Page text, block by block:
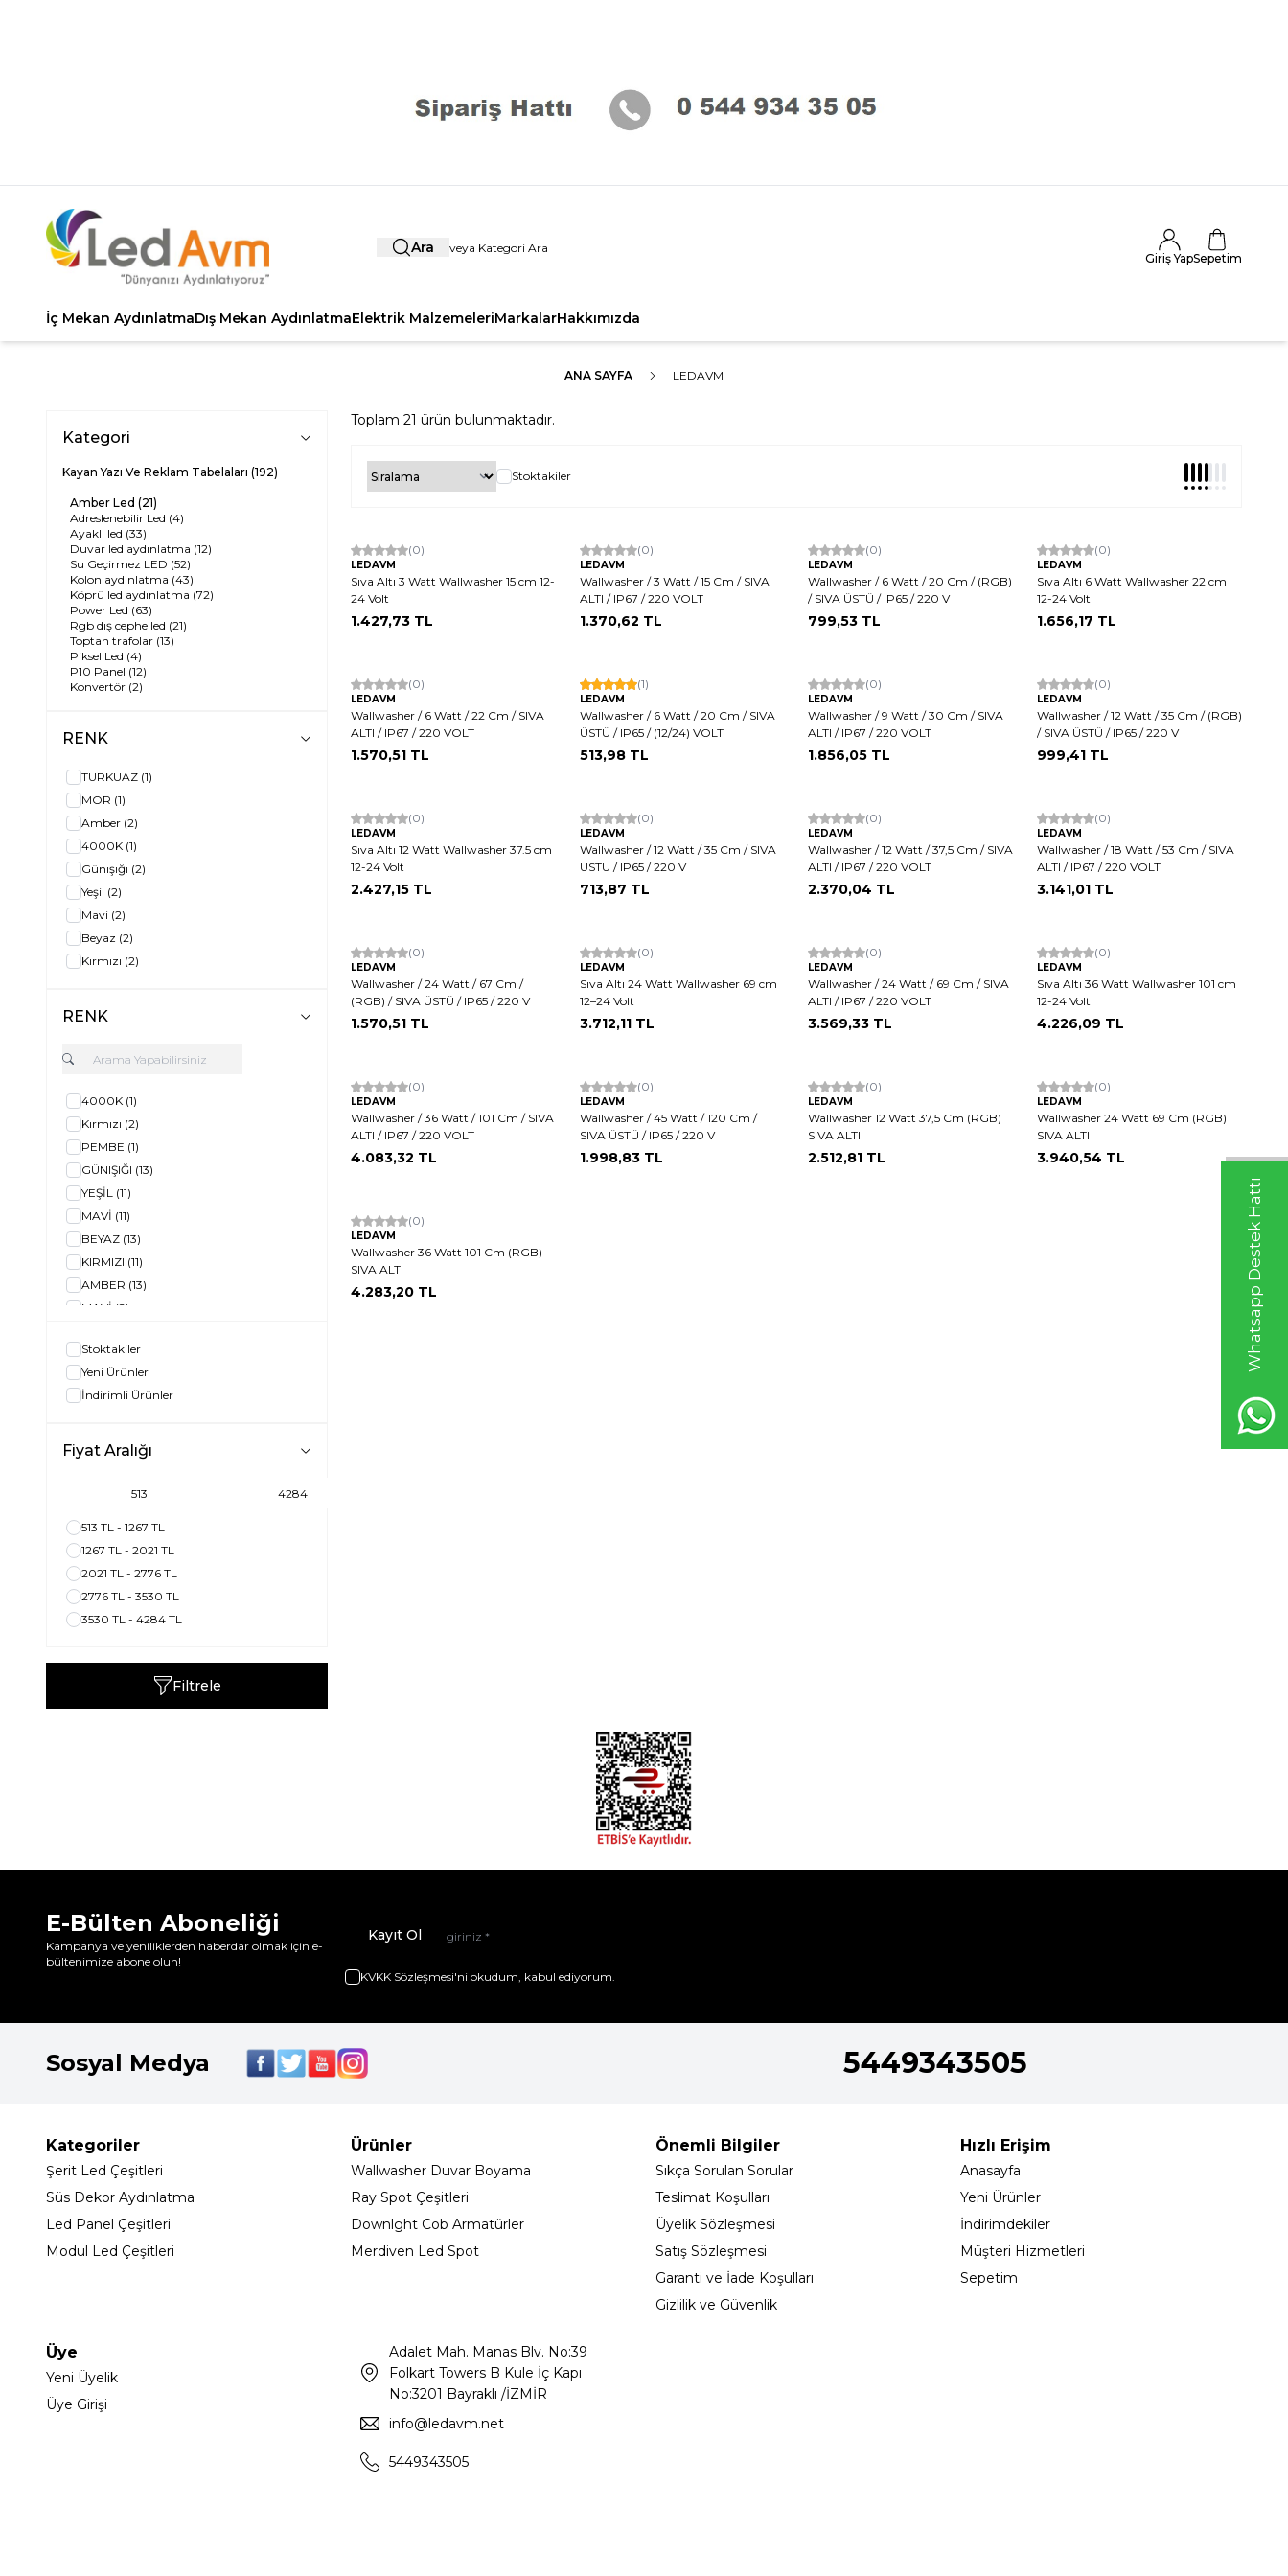
Whatsapp Destek Hattı
Ara
Giriş YapSepetim
İç Mekan AydınlatmaDış Mekan AydınlatmaElektrik MalzemeleriMarkalarHakkımızda
ANA SAYFA LEDAVM
Kategori
Kayan Yazı Ve Reklam Tabelaları (192)
Amber Led (21)
Adreslenebilir Led (4)
Ayaklı led (33)
Duvar led aydınlatma (12)
Su Geçirmez LED (52)
Kolon aydınlatma (43)
Köprü led aydınlatma (72)
Power Led (63)
Rgb dış cephe led (21)
Toptan trafolar (13)
Piksel Led (4)
P10 Panel (12)
Konvertör (2)
RENK
TURKUAZ (1)
MOR (1)
Amber (2)
4000K (1)
Günışığı (2)
Yeşil (2)
Mavi (2)
Beyaz (2)
Kırmızı (2)
RENK
4000K (1)
Kırmızı (2)
PEMBE (1)
GÜNIŞIĞI (13)
YEŞİL (11)
MAVİ (11)
BEYAZ (13)
KIRMIZI (11)
AMBER (13)
MAVİ (2)
TURKUAZ(1)
Stoktakiler
Yeni Ürünler
İndirimli Ürünler
Fiyat Aralığı
513 TL - 1267 TL
1267 TL - 2021 TL
2021 TL - 2776 TL
2776 TL - 3530 TL
3530 TL - 4284 TL
Filtrele
Toplam 21 ürün bulunmaktadır.
Stoktakiler
(0)
LEDAVM
Sıva Altı 3 Watt Wallwasher 15 cm 12-
24 Volt
1.427,73 TL
(0)
LEDAVM
Wallwasher / 3 Watt / 15 Cm / SIVA
ALTI / IP67 / 220 VOLT
1.370,62 TL
Hızlı Kargo
(0)
LEDAVM
Wallwasher / 6 Watt / 20 Cm / (RGB)
/ SIVA ÜSTÜ / IP65 / 220 V
799,53 TL
(0)
LEDAVM
Sıva Altı 6 Watt Wallwasher 22 cm
12-24 Volt
1.656,17 TL
(0)
LEDAVM
Wallwasher / 6 Watt / 22 Cm / SIVA
ALTI / IP67 / 220 VOLT
1.570,51 TL
Hızlı Kargo
(1)
LEDAVM
Wallwasher / 6 Watt / 20 Cm / SIVA
ÜSTÜ / IP65 / (12/24) VOLT
513,98TL
(0)
LEDAVM
Wallwasher / 9 Watt / 30 Cm / SIVA
ALTI / IP67 / 220 VOLT
1.856,05 TL
Hızlı Kargo
(0)
LEDAVM
Wallwasher / 12 Watt / 35 Cm / (RGB)
/ SIVA ÜSTÜ / IP65 / 220 V
999,41TL
(0)
LEDAVM
Sıva Altı 12 Watt Wallwasher 37.5 cm
12-24 Volt
2.427,15 TL
(0)
LEDAVM
Wallwasher / 12 Watt / 35 Cm / SIVA
ÜSTÜ / IP65 / 220 V
713,87 TL
(0)
LEDAVM
Wallwasher / 12 Watt / 37,5 Cm / SIVA
ALTI / IP67 / 220 VOLT
2.370,04 TL
(0)
LEDAVM
Wallwasher / 18 Watt / 53 Cm / SIVA
ALTI / IP67 / 220 VOLT
3.141,01TL
Hızlı Kargo
(0)
LEDAVM
Wallwasher / 24 Watt / 67 Cm /
(RGB) / SIVA ÜSTÜ / IP65 / 220 V
1.570,51 TL
(0)
LEDAVM
Sıva Altı 24 Watt Wallwasher 69 cm
12–24 Volt
3.712,11TL
(0)
LEDAVM
Wallwasher / 24 Watt / 69 Cm / SIVA
ALTI / IP67 / 220 VOLT
3.569,33 TL
(0)
LEDAVM
Sıva Altı 36 Watt Wallwasher 101 cm
12-24 Volt
4.226,09 TL
(0)
LEDAVM
Wallwasher / 36 Watt / 101 Cm / SIVA
ALTI / IP67 / 220 VOLT
4.083,32 TL
(0)
LEDAVM
Wallwasher / 45 Watt / 120 Cm /
SIVA ÜSTÜ / IP65 / 220 V
1.998,83TL
(0)
LEDAVM
Wallwasher 12 Watt 37,5 Cm (RGB)
SIVA ALTI
2.512,81 TL
(0)
LEDAVM
Wallwasher 24 Watt 69 Cm (RGB)
SIVA ALTI
3.940,54 TL
(0)
LEDAVM
Wallwasher 36 Watt 101 Cm (RGB)
SIVA ALTI
4.283,20 TL
E-Bülten Aboneliği
Kampanya ve yeniliklerden haberdar olmak için e-
bültenimize abone olun!
Kayıt Ol
KVKK Sözleşmesi'ni okudum, kabul ediyorum.
Sosyal Medya 5449343505
Kategoriler
Şerit Led Çeşitleri
Süs Dekor Aydınlatma
Led Panel Çeşitleri
Modul Led Çeşitleri
Ürünler
Wallwasher Duvar Boyama
Ray Spot Çeşitleri
Downlght Cob Armatürler
Merdiven Led Spot
Önemli Bilgiler
Sıkça Sorulan Sorular
Teslimat Koşulları
Üyelik Sözleşmesi
Satış Sözleşmesi
Garanti ve İade Koşulları
Gizlilik ve Güvenlik
Hızlı Erişim
Anasayfa
Yeni Ürünler
İndirimdekiler
Müşteri Hizmetleri
Sepetim
Üye
Yeni Üyelik
Üye Girişi
Adalet Mah. Manas Blv. No:39
Folkart Towers B Kule İç Kapı
No:3201 Bayraklı /İZMİR
info@ledavm.net
5449343505